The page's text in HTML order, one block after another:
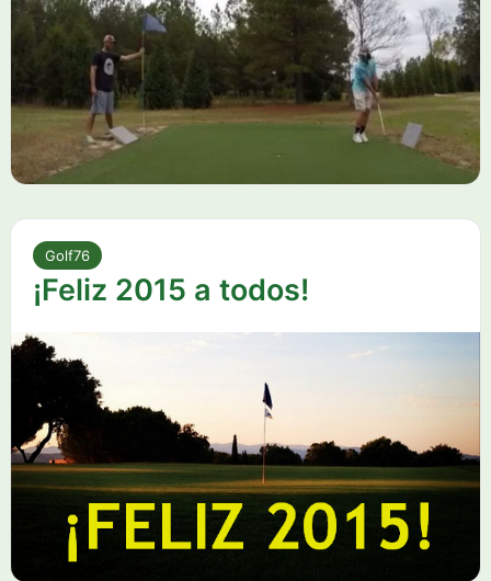
Golf76
¡Feliz 2015 a todos!